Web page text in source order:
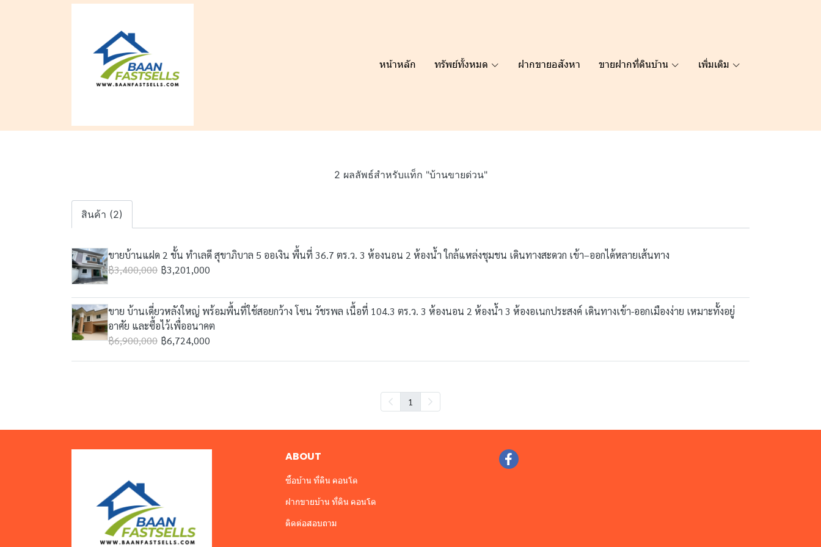
หน้าหลัก ทรัพย์ทั้งหมด ฝากขายอสังหา ขายฝากที่ดินบ้าน เพิ่มเติม
2 ผลลัพธ์สำหรับแท็ก "บ้านขายด่วน"
สินค้า (2)
ขายบ้านแฝด 2 ชั้น ทำเลดี สุขาภิบาล 5 ออเงิน พื้นที่ 36.7 ตร.ว. 3 ห้องนอน 2 ห้องน้ำ ใกล้แหล่งชุมชน เดินทางสะดวก เข้า–ออกได้หลายเส้นทาง
฿3,400,000 ฿3,201,000
ขาย บ้านเดี่ยวหลังใหญ่ พร้อมพื้นที่ใช้สอยกว้าง โซน วัชรพล เนื้อที่ 104.3 ตร.ว. 3 ห้องนอน 2 ห้องน้ำ 3 ห้องอเนกประสงค์ เดินทางเข้า-ออกเมืองง่าย เหมาะทั้งอยู่
อาศัย และซื้อไว้เพื่ออนาคต
฿6,900,000 ฿6,724,000
1
ABOUT
ซื้อบ้าน ที่ดิน คอนโด
ฝากขายบ้าน ที่ดิน คอนโด
ติดต่อสอบถาม